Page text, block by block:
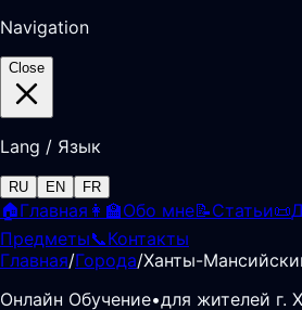
Navigation
Close
Lang / Язык
RU EN FR
🏠Главная 👩‍🏫Обо мне📝Статьи📜
Предметы📞Контакты
Главная/Города/Ханты-
Онлайн Обучение•для жителей г.